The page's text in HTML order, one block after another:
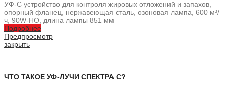
УФ-С устройство для контроля жировых отложений и запахов,
опорный фланец, нержавеющая сталь, озоновая лампа, 600 м³/
ч, 90W-HO, длина лампы 851 мм
Подробнее
Предпросмотр
закрыть
ЧТО ТАКОЕ УФ-ЛУЧИ СПЕКТРА С?